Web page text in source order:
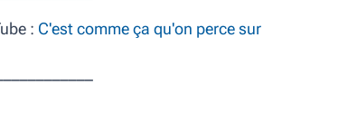
: C'est comme ça qu'on perce sur